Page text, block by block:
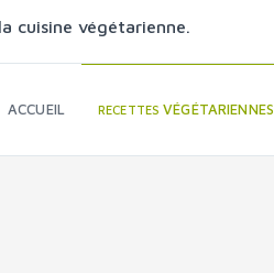
cuisine végétarienne.
ACCUEIL RECETTESVÉGÉTARIENNES